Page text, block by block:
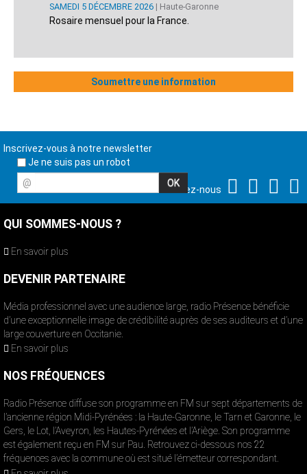
SAMEDI 5 DÉCEMBRE 2026 | Haute-Garonne
Rosaire mensuel pour la France.
Soumettre une information
Inscrivez-vous à notre newsletter
Je ne suis pas un robot
@
Suivez-nous
QUI SOMMES-NOUS ?
En savoir plus
DEVENIR PARTENAIRE
Média professionnel avec une audience large, radio Présence bénéficie
d’une exceptionnelle image de crédibilité auprès de ses auditeurs et d’une
large couverture en Occitanie.
En savoir plus
NOS FRÉQUENCES
Radio Présence diffuse son programme en FM sur sept départements de
l’ancienne région Midi-Pyrénées : la Haute-Garonne, le Tarn et Garonne, le
Gers, le Lot, l’Aveyron, les Hautes-Pyrénées et l’Ariège. Son programme
est également reçu en FM sur Pau. Retrouvez ci-dessous nos 22
fréquences avec la commune où est situé l’émetteur correspondant.